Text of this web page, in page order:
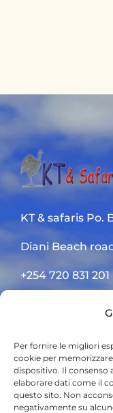
Per fornire le migliori
cookie per
dispositivo. Il consenso
elaborare dati come il
questo sito. Non
negativamente su
KT & safaris Po.
Diani Beach
+254 720 831 201